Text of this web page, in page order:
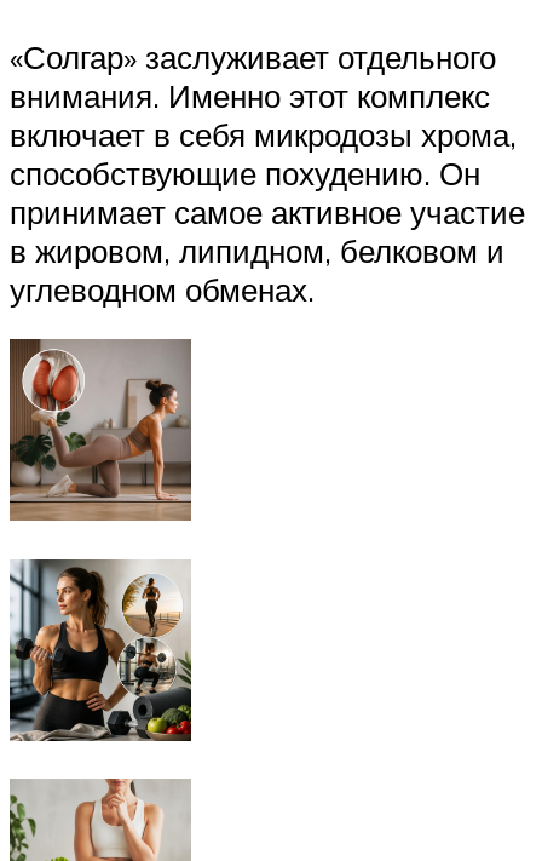
«Солгар» заслуживает отдельного
внимания. Именно этот комплекс
включает в себя микродозы хрома,
способствующие похудению. Он
принимает самое активное участие
в жировом, липидном, белковом и
углеводном обменах.